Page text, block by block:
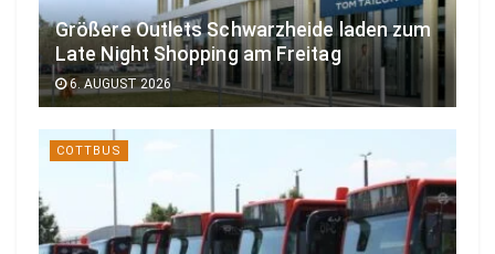
Größere Outlets Schwarzheide laden zum
Late Night Shopping am Freitag
6. AUGUST 2026
COTTBUS